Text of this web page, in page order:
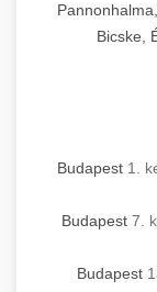
Bicske,
Budapest 1.
Budapest 7.
Budapest